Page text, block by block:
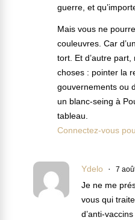
guerre, et
Mais vous ne
couleuvres. Car
tort. Et d’autre
choses : pointer la
gouvernements ou
un blanc-seing à
tableau.
Connectez-vous
Ydelo 7
Je ne me
vous qui
d’anti-